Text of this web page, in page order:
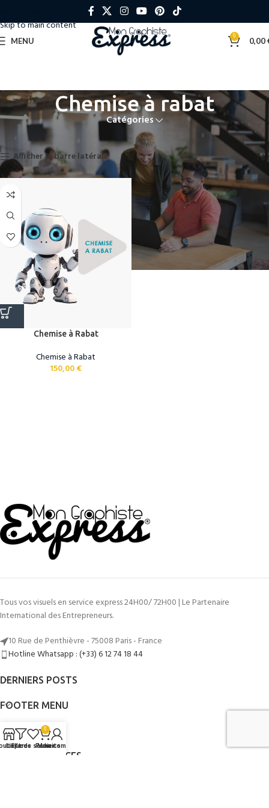
Skip to main content
MENU 0 0,00
Chemise à rabat
Catégories
» Chemise à rabat
Voici le seul résultat
Afficher la barre latérale
Chemise à Rabat
Chemise à Rabat
150,00€
Tous vos visuels en service express 24H00/ 72H00 | Le Partenaire
International des Entrepreneurs.
10 Rue de Penthièvre - 75008 Paris - France
Hotline Whatsapp : (+33) 6 12 74 18 44
DERNIERS POSTS
FOOTER MENU
LIENS UTILES
AUTRES SERVICES
Filtres
Liste de souhaits
0
Panier
Mon compte